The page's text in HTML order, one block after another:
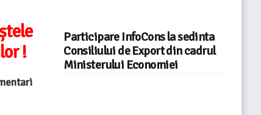
!
Participare InfoCons la sedinta
Consiliului de Export din cadrul
Ministerului Economiei